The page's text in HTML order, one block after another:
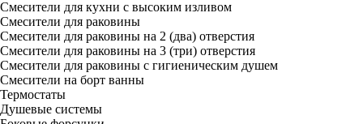
Смесители для кухни с высоким изливом
Смесители для раковины
Смесители для раковины на 2 (два) отверстия
Смесители для раковины на 3 (три) отверстия
Смесители для раковины с гигиеническим душем
Смесители на борт ванны
Термостаты
Душевые системы